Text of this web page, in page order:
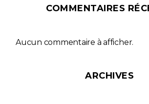
COMMENTAIRES
Aucun commentaire à afficher.
ARCHIVES